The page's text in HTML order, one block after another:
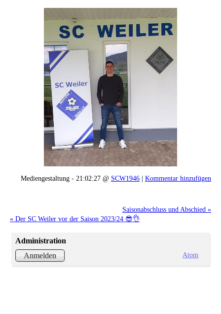
Mediengestaltung - 21:02:27 @ SCW1946 | Kommentar hinzufügen
Saisonabschluss und Abschied »
« Der SC Weiler vor der Saison 2023/24 😎👌
Administration
Anmelden
Atom